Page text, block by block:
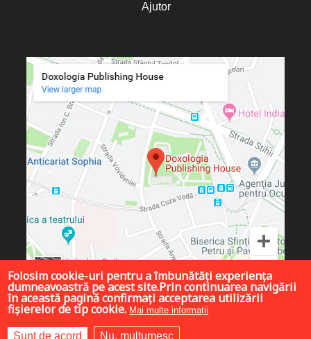
Ajutor
Folosim cookie-uri pentru a îmbunătăți experiența
dumneavoastră pe acest site.Prin continuarea navigării
în această pagină confirmați acceptarea utilizării
fișierelor de tip cookie. Mai multe informații
Sunt de acord Nu, mulțumesc